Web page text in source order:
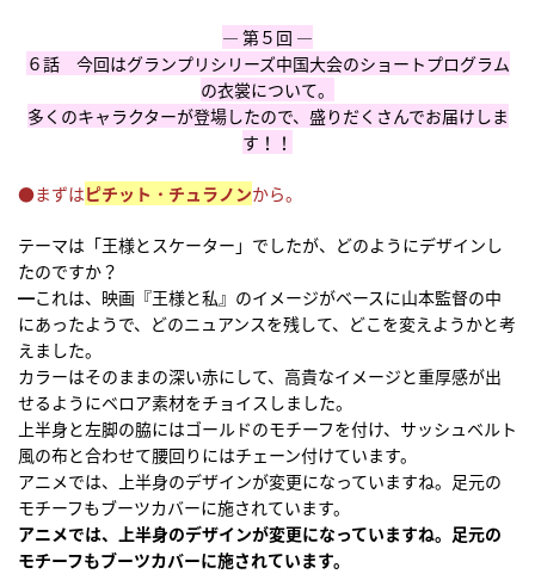
― 第５回 ―
６話 今回はグランプリシリーズ中国大会のショートプログラム
の衣裳について。
多くのキャラクターが登場したので、盛りだくさんでお届けしま
す！！
●まずはピチット・チュラノンから。
テーマは「王様とスケーター」でしたが、どのようにデザインし
たのですか？
━これは、映画『王様と私』のイメージがベースに山本監督の中
にあったようで、どのニュアンスを残して、どこを変えようかと考
えました。
カラーはそのままの深い赤にして、高貴なイメージと重厚感が出
せるようにベロア素材をチョイスしました。
上半身と左脚の脇にはゴールドのモチーフを付け、サッシュベルト
風の布と合わせて腰回りにはチェーン付けています。
アニメでは、上半身のデザインが変更になっていますね。足元の
モチーフもブーツカバーに施されています。
アニメでは、上半身のデザインが変更になっていますね。足元の
モチーフもブーツカバーに施されています。